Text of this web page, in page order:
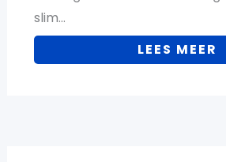
slim…
LEES MEER